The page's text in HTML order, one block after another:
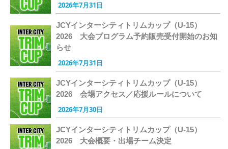
2026年7月31日
JCYインターシティトリムカップ（U-15）
2026 大会プログラム予約販売受付開始のお知
らせ
2026年7月31日
JCYインターシティトリムカップ（U-15）
2026 会場アクセス／応援ルールについて
2026年7月30日
JCYインターシティトリムカップ（U-15）
2026 大会概要・出場チーム決定